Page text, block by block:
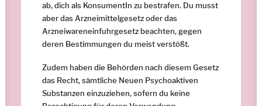
ab, dich als KonsumentIn zu bestrafen. Du musst
aber das Arzneimittelgesetz oder das
Arzneiwareneinfuhrgesetz beachten, gegen
deren Bestimmungen du meist verstößt.
Zudem haben die Behörden nach diesem Gesetz
das Recht, sämtliche Neuen Psychoaktiven
Substanzen einzuziehen, sofern du keine